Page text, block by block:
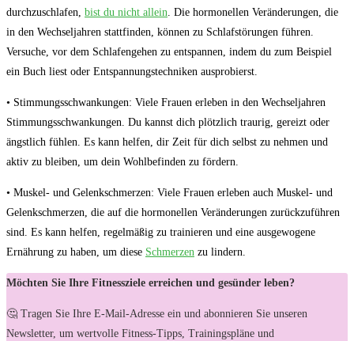
durchzuschlafen, bist du nicht allein. Die hormonellen Veränderungen, die
in den Wechseljahren stattfinden, können zu Schlafstörungen führen.
Versuche, vor dem Schlafengehen zu entspannen, indem du zum Beispiel
ein Buch liest oder Entspannungstechniken ausprobierst.
• Stimmungsschwankungen: Viele Frauen erleben in den Wechseljahren
Stimmungsschwankungen. Du kannst dich plötzlich traurig, gereizt oder
ängstlich fühlen. Es kann helfen, dir Zeit für dich selbst zu nehmen und
aktiv zu bleiben, um dein Wohlbefinden zu fördern.
• Muskel- und Gelenkschmerzen: Viele Frauen erleben auch Muskel- und
Gelenkschmerzen, die auf die hormonellen Veränderungen zurückzuführen
sind. Es kann helfen, regelmäßig zu trainieren und eine ausgewogene
Ernährung zu haben, um diese Schmerzen zu lindern.
Möchten Sie Ihre Fitnessziele erreichen und gesünder leben?
🤔 Tragen Sie Ihre E-Mail-Adresse ein und abonnieren Sie unseren
Newsletter, um wertvolle Fitness-Tipps, Trainingspläne und